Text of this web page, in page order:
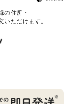
の住所・
いただけます。